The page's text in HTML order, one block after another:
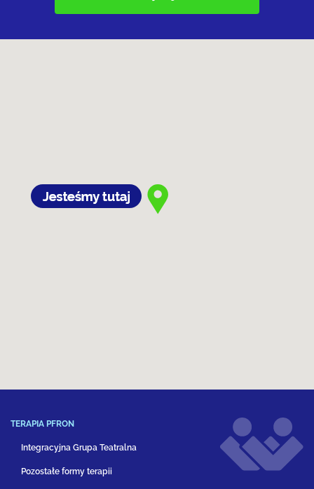
TERAPIA PFRON
Integracyjna Grupa Teatralna
Pozostałe formy terapii